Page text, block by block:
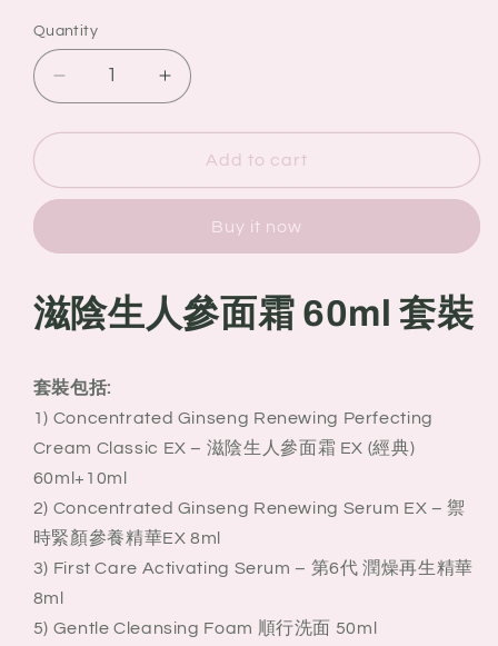
Quantity
Quantity
Decrease
quantity
for
花
滋
陰
人
參
面
霜
60ml
套
裝
Increase
quantity
for
花
滋
陰
參
面
60ml
套
裝
Add to cart
Buy it now
滋陰生人參面霜 60ml 套裝
套裝包括:
1) Concentrated Ginseng Renewing Perfecting
Cream Classic EX – 滋陰生人參面霜 EX (經典)
60ml+10ml
2) Concentrated Ginseng Renewing Serum EX – 禦
時緊顏參養精華EX 8ml
3) First Care Activating Serum – 第6代 潤燥再生精華
8ml
5) Gentle Cleansing Foam 順行洗面 50ml